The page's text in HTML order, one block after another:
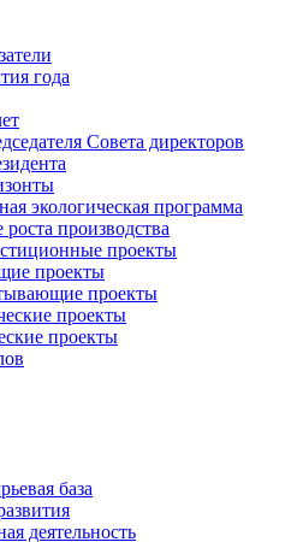
года
Совета директоров
экологическая программа
роста производства
проекты
проекты
проекты
проекты
проекты
база
деятельность